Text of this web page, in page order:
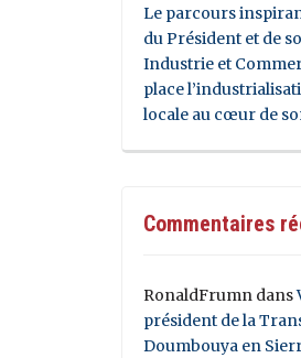
Le parcours
du Président et de
Industrie et
place
locale au cœur de
Commentaires
RonaldFrumndans
président de la
Doumbouya en